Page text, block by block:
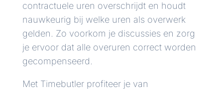
contractuele uren overschrijdt en houdt
nauwkeurig bij welke uren als overwerk
gelden. Zo voorkom je discussies en zorg
je ervoor dat alle overuren correct worden
gecompenseerd.
Met Timebutler profiteer je van